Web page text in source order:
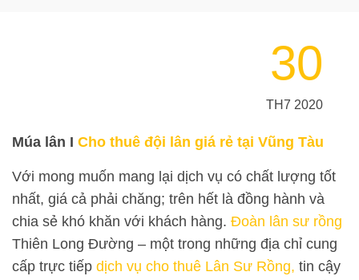
30
TH7 2020
Múa lân I Cho thuê đội lân giá rẻ tại Vũng Tàu
Với mong muốn mang lại dịch vụ có chất lượng tốt
nhất, giá cả phải chăng; trên hết là đồng hành và
chia sẻ khó khăn với khách hàng. Đoàn lân sư rồng
Thiên Long Đường – một trong những địa chỉ cung
cấp trực tiếp dịch vụ cho thuê Lân Sư Rồng, tin cậy